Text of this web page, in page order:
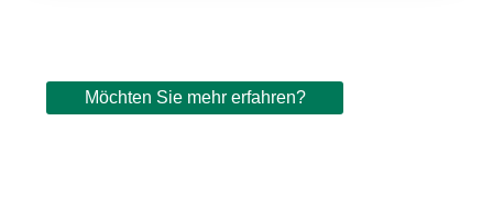
Möchten Sie mehr erfahren?